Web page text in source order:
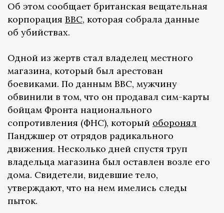
Об этом сообщает британская вещательная
корпорация BBC, которая собрала данные
об убийствах.
Одной из жертв стал владелец местного
магазина, который был арестован
боевиками. По данным ВВС, мужчину
обвинили в том, что он продавал сим-карты
бойцам Фронта национального
сопротивления (ФНС), который оборонял
Панджшер от отрядов радикального
движения. Несколько дней спустя труп
владельца магазина был оставлен возле его
дома. Свидетели, видевшие тело,
утверждают, что на нем имелись следы
пыток.